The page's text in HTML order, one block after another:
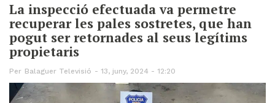
La inspecció efectuada va permetre
recuperar les pales sostretes, que han
pogut ser retornades al seus legítims
propietaris
Per Balaguer Televisió 13, juny, 2024 - 12:20